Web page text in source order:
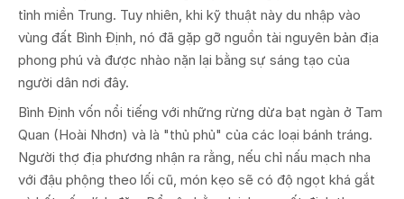
tỉnh miền Trung. Tuy nhiên, khi kỹ thuật này du nhập vào
vùng đất Bình Định, nó đã gặp gỡ nguồn tài nguyên bản địa
phong phú và được nhào nặn lại bằng sự sáng tạo của
người dân nơi đây.
Bình Định vốn nổi tiếng với những rừng dừa bạt ngàn ở Tam
Quan (Hoài Nhơn) và là "thủ phủ" của các loại bánh tráng.
Người thợ địa phương nhận ra rằng, nếu chỉ nấu mạch nha
với đậu phộng theo lối cũ, món kẹo sẽ có độ ngọt khá gắt